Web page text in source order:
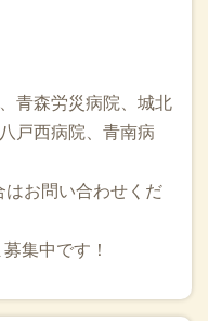
院してしまったが在宅
いという問い合わせが
、今後も訪問診療に行
宅での腹水穿刺や痛み
ン酸注射(主に膝関
！トリガーポイントブ
。お問い合わせくださ
青森労災病院、城北
戸西病院、青南病
お問い合わせくだ
集中です！